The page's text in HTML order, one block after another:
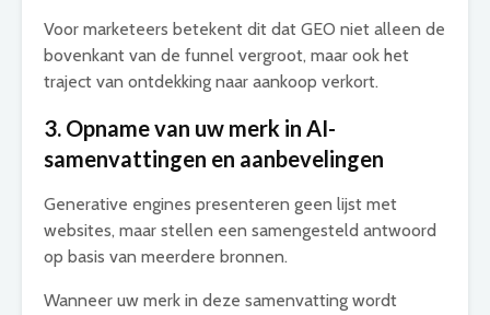
Voor marketeers betekent dit dat GEO niet alleen de
bovenkant van de funnel vergroot, maar ook het
traject van ontdekking naar aankoop verkort.
3. Opname van uw merk in AI-
samenvattingen en aanbevelingen
Generative engines presenteren geen lijst met
websites, maar stellen een samengesteld antwoord
op basis van meerdere bronnen.
Wanneer uw merk in deze samenvatting wordt